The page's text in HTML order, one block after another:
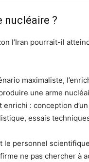
nucléaire ?
l’Iran pourrait-il
maximaliste,
une arme
enrichi : conception
essais
le personnel
ne pas chercher à